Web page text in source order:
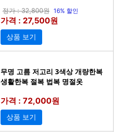
정가 : 32,800원 16% 할인
가격 : 27,500원
상품 보기
무명 고름 저고리 3색상 개량한복
생활한복 절복 법복 명절옷
가격 : 72,000원
상품 보기